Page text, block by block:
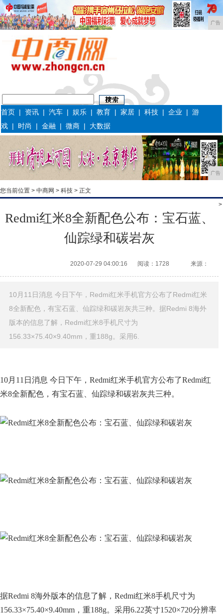
广告
首页 | 资讯 |汽车 |娱乐 |教育 |家居 |科技 |企业 |游
戏 | 时尚 |金融 |微商 | 大数据
广告
您当前位置 > 中商网 > 科技 > 正文
>
Redmi红米8全新配色公布：宝石蓝、
仙踪绿和碳岩灰
2020-07-29 04:00:16 阅读：1728 来源：
10月11日消息 今日下午，Redmi红米手机官方公布了Redmi红米
8全新配色，有宝石蓝、仙踪绿和碳岩灰共三种。据Redmi 8海外
版本的信息了解，Redmi红米8手机尺寸为
156.33×75.40×9.40mm，重188g。采用6.
10月11日消息 今日下午，Redmi红米手机官方公布了Redmi红
米8全新配色，有宝石蓝、仙踪绿和碳岩灰共三种。
据Redmi 8海外版本的信息了解，Redmi红米8手机尺寸为
156.33×75.40×9.40mm，重188g。采用6.22英寸1520×720分辨率